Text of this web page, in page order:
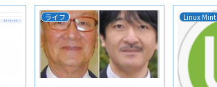
ライフ Linux Mint